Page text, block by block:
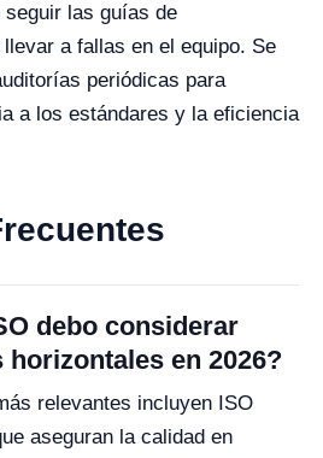
seguir las guías de
a fallas en el equipo. Se
periódicas para
a los estándares y la eficiencia
debo considerar
horizontales en 2026?
relevantes incluyen ISO
aseguran la calidad en